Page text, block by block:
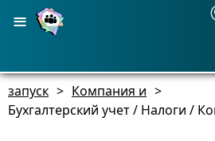
≡
запуск > Компания и >
Бухгалтерский учет / Налоги /